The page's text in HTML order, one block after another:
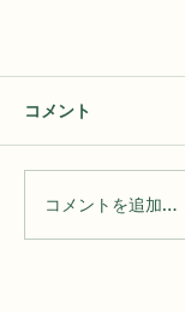
皆様、こん
本地震によ
そのご家族